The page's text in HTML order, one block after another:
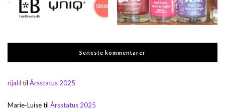
Seneste kommentarer
rijaH til Årsstatus 2025
Marie-Luisetil Årsstatus 2025